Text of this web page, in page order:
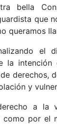
bella
que
queramos
la
derechos,
y
a la
como por el